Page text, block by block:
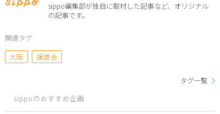
sippo編集部が独自に取材した記事など、オリジナル
の記事です。
関連タグ
大阪
譲渡会
タグ一覧
sippoのおすすめ企画